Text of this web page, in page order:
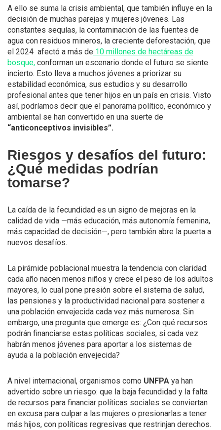
A ello se suma la crisis ambiental, que también influye en la
decisión de muchas parejas y mujeres jóvenes. Las
constantes sequías, la contaminación de las fuentes de
agua con residuos mineros, la creciente deforestación, que
el 2024 afectó a más de 10 millones de hectáreas de
bosque, conforman un escenario donde el futuro se siente
incierto. Esto lleva a muchos jóvenes a priorizar su
estabilidad económica, sus estudios y su desarrollo
profesional antes que tener hijos en un país en crisis. Visto
así, podríamos decir que el panorama político, económico y
ambiental se han convertido en una suerte de
“anticonceptivos invisibles”.
Riesgos y desafíos del futuro:
¿Qué medidas podrían
tomarse?
La caída de la fecundidad es un signo de mejoras en la
calidad de vida —más educación, más autonomía femenina,
más capacidad de decisión—, pero también abre la puerta a
nuevos desafíos.
La pirámide poblacional muestra la tendencia con claridad:
cada año nacen menos niños y crece el peso de los adultos
mayores, lo cual pone presión sobre el sistema de salud,
las pensiones y la productividad nacional para sostener a
una población envejecida cada vez más numerosa. Sin
embargo, una pregunta que emerge es: ¿Con qué recursos
podrán financiarse estas políticas sociales, si cada vez
habrán menos jóvenes para aportar a los sistemas de
ayuda a la población envejecida?
A nivel internacional, organismos como UNFPA ya han
advertido sobre un riesgo: que la baja fecundidad y la falta
de recursos para financiar políticas sociales se conviertan
en excusa para culpar a las mujeres o presionarlas a tener
más hijos, con políticas regresivas que restrinjan derechos.